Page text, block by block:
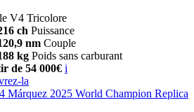
V4 Tricolore
ch Puissance
nm Couple
kg Poids sans carburant
de 54 000€ i
la
Márquez 2025 World Champion Replica